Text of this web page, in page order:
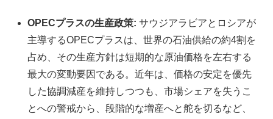
OPECプラスの生産政策: サウジアラビアとロシアが
主導するOPECプラスは、世界の石油供給の約4割を
占め、その生産方針は短期的な原油価格を左右する
最大の変動要因である。近年は、価格の安定を優先
した協調減産を維持しつつも、市場シェアを失うこ
とへの警戒から、段階的な増産へと舵を切るなど、